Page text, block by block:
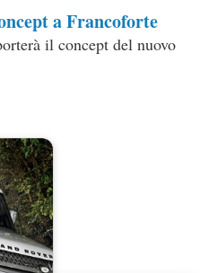
a Francoforte
il concept del nuovo